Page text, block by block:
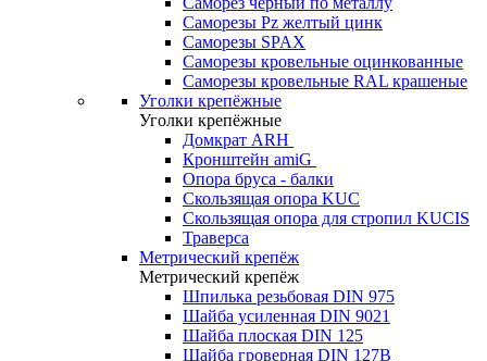
Саморезы Pz желтый цинк
Саморезы SPAX
Саморезы кровельные оцинкованные
Саморезы кровельные RAL крашеные
Уголки крепёжные
Уголки крепёжные
Домкрат ARH
Кронштейн amiG
Опора бруса - балки
Скользящая опора KUC
Скользящая опора для стропил KUCIS
Траверса
Метрический крепёж
Метрический крепёж
Шпилька резьбовая DIN 975
Шайба усиленная DIN 9021
Шайба плоская DIN 125
Шайба гроверная DIN 127B